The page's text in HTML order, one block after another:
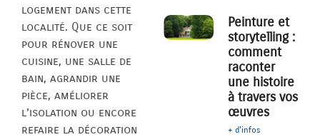
logement dans cette
localité. Que ce soit
pour rénover une
cuisine, une salle de
bain, agrandir une
pièce, améliorer
l’isolation ou encore
refaire la décoration
Peinture et
storytelling :
comment
raconter
une histoire
à travers vos
œuvres
+ d'infos